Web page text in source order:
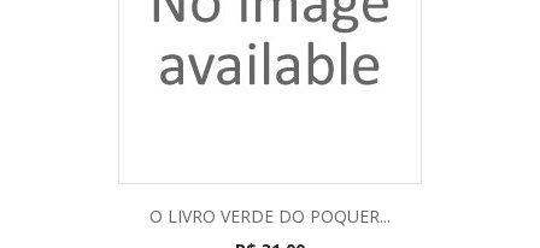
O LIVRO VERDE DO POQUER...